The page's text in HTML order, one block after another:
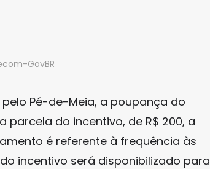
GovBR
Pé-de-Meia, a poupança do
do incentivo, de R$ 200, a
é referente à frequência às
incentivo será disponibilizado para